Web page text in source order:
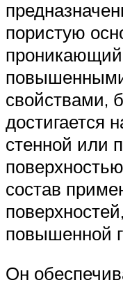
пористую
проникающий
свойствами,
достигается
стенной или
состав
повышенной
Он